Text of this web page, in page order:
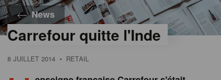
News
Carrefour quitte l'Inde
8 JUILLET 2014 • RETAIL